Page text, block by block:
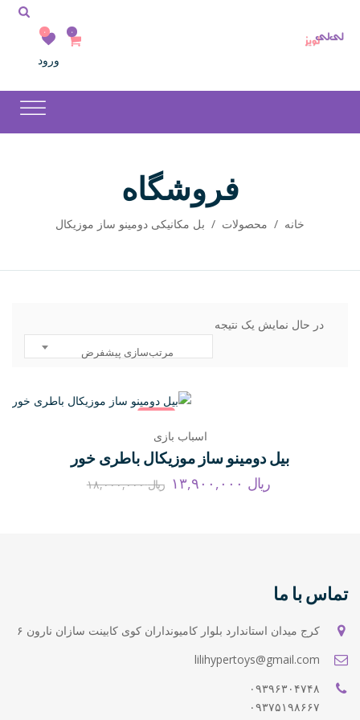
۰ ۰
ورود
فروشگاه
خانه / محصولات / بل مکانیکی دومینو ساز موزیکال
در حال نمایش یک نتیجه
مرتب‌سازی پیشفرض
حراج
اسباب بازی
بیل دومینو ساز موزیکال باطری خور
ریال ریال۱۸,۰۰۰,۰۰۰
تماس با ما
کرج میدان استاندارد بلوار کامیونداران کوی کابینت سازان نارون ۶
lilihypertoys@gmail.com
۰۹۳۹۶۳۰۴۷۴۸
۰۹۳۷۵۱۹۸۶۶۷